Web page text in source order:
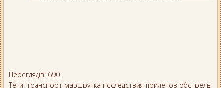
Переглядів: 690.
Теги: транспорт маршрутка последствия прилетов обстрелы